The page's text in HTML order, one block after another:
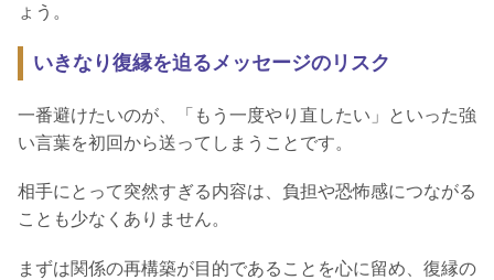
ょう。
いきなり復縁を迫るメッセージのリスク
一番避けたいのが、「もう一度やり直したい」といった強
い言葉を初回から送ってしまうことです。
相手にとって突然すぎる内容は、負担や恐怖感につながる
ことも少なくありません。
まずは関係の再構築が目的であることを心に留め、復縁の